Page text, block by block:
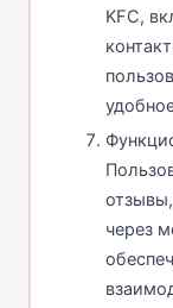
KFC,
через